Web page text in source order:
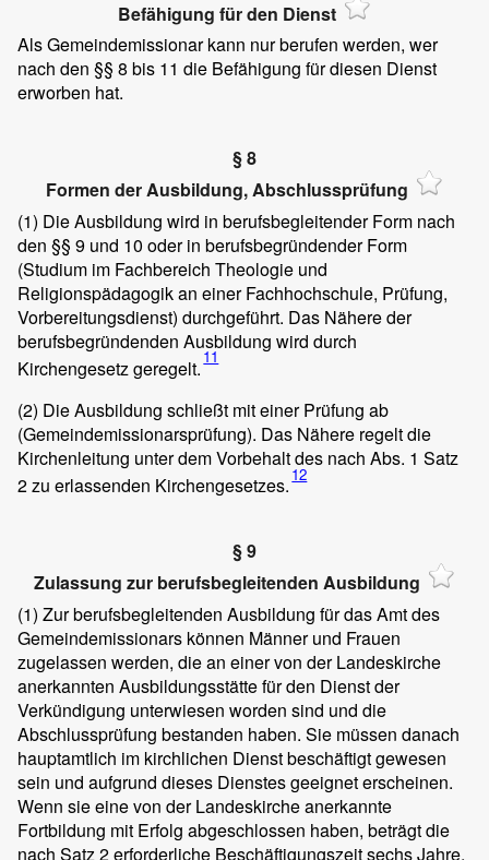
Befähigung für den Dienst
Als Gemeindemissionar kann nur berufen werden, wer
nach den §§ 8 bis 11 die Befähigung für diesen Dienst
erworben hat.
§ 8
Formen der Ausbildung, Abschlussprüfung
(1) Die Ausbildung wird in berufsbegleitender Form nach
den §§ 9 und 10 oder in berufsbegründender Form
(Studium im Fachbereich Theologie und
Religionspädagogik an einer Fachhochschule, Prüfung,
Vorbereitungsdienst) durchgeführt. Das Nähere der
berufsbegründenden Ausbildung wird durch
Kirchengesetz geregelt. 11
(2) Die Ausbildung schließt mit einer Prüfung ab
(Gemeindemissionarsprüfung). Das Nähere regelt die
Kirchenleitung unter dem Vorbehalt des nach Abs. 1 Satz
2 zu erlassenden Kirchengesetzes. 12
§ 9
Zulassung zur berufsbegleitenden Ausbildung
(1) Zur berufsbegleitenden Ausbildung für das Amt des
Gemeindemissionars können Männer und Frauen
zugelassen werden, die an einer von der Landeskirche
anerkannten Ausbildungsstätte für den Dienst der
Verkündigung unterwiesen worden sind und die
Abschlussprüfung bestanden haben. Sie müssen danach
hauptamtlich im kirchlichen Dienst beschäftigt gewesen
sein und aufgrund dieses Dienstes geeignet erscheinen.
Wenn sie eine von der Landeskirche anerkannte
Fortbildung mit Erfolg abgeschlossen haben, beträgt die
nach Satz 2 erforderliche Beschäftigungszeit sechs Jahre,